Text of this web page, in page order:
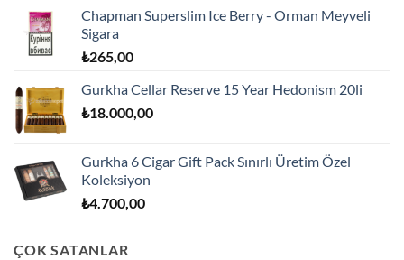
Chapman Superslim Ice Berry - Orman Meyveli
Sigara
₺265,00
Gurkha Cellar Reserve 15 Year Hedonism 20li
₺18.000,00
Gurkha 6 Cigar Gift Pack Sınırlı Üretim Özel
Koleksiyon
₺4.700,00
ÇOK SATANLAR